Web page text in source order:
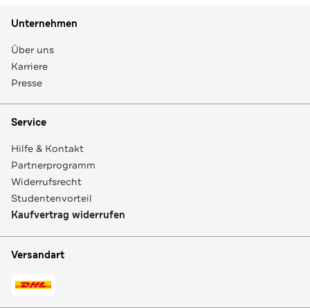
Unternehmen
Über uns
Karriere
Presse
Service
Hilfe & Kontakt
Partnerprogramm
Widerrufsrecht
Studentenvorteil
Kaufvertrag widerrufen
Versandart